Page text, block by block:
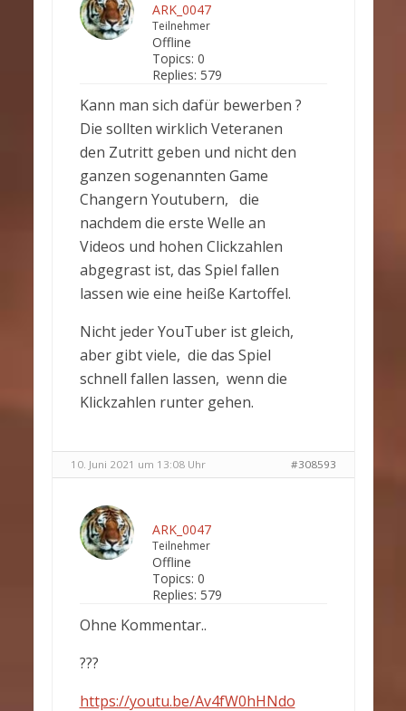
ARK_0047
Teilnehmer
Offline
Topics: 0
Replies: 579
Kann man sich dafür bewerben ?
Die sollten wirklich Veteranen
den Zutritt geben und nicht den
ganzen sogenannten Game
Changern Youtubern, die
nachdem die erste Welle an
Videos und hohen Clickzahlen
abgegrast ist, das Spiel fallen
lassen wie eine heiße Kartoffel.
Nicht jeder YouTuber ist gleich,
aber gibt viele, die das Spiel
schnell fallen lassen, wenn die
Klickzahlen runter gehen.
10. Juni 2021 um 13:08 Uhr #308593
ARK_0047
Teilnehmer
Offline
Topics: 0
Replies: 579
Ohne Kommentar..
???
https://youtu.be/Av4fW0hHNdo